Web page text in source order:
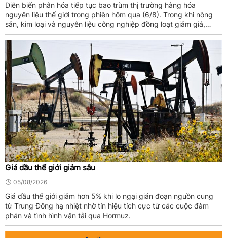
Diễn biến phân hóa tiếp tục bao trùm thị trường hàng hóa
nguyên liệu thế giới trong phiên hôm qua (6/8). Trong khi nông
sản, kim loại và nguyên liệu công nghiệp đồng loạt giảm giá,
nhóm năng lượng vẫn tăng mạnh, qua đó kéo chỉ số MXV-Index
tăng ...
Giá dầu thế giới giảm sâu
05/08/2026
Giá dầu thế giới giảm hơn 5% khi lo ngại gián đoạn nguồn cung
từ Trung Đông hạ nhiệt nhờ tín hiệu tích cực từ các cuộc đàm
phán và tình hình vận tải qua Hormuz.